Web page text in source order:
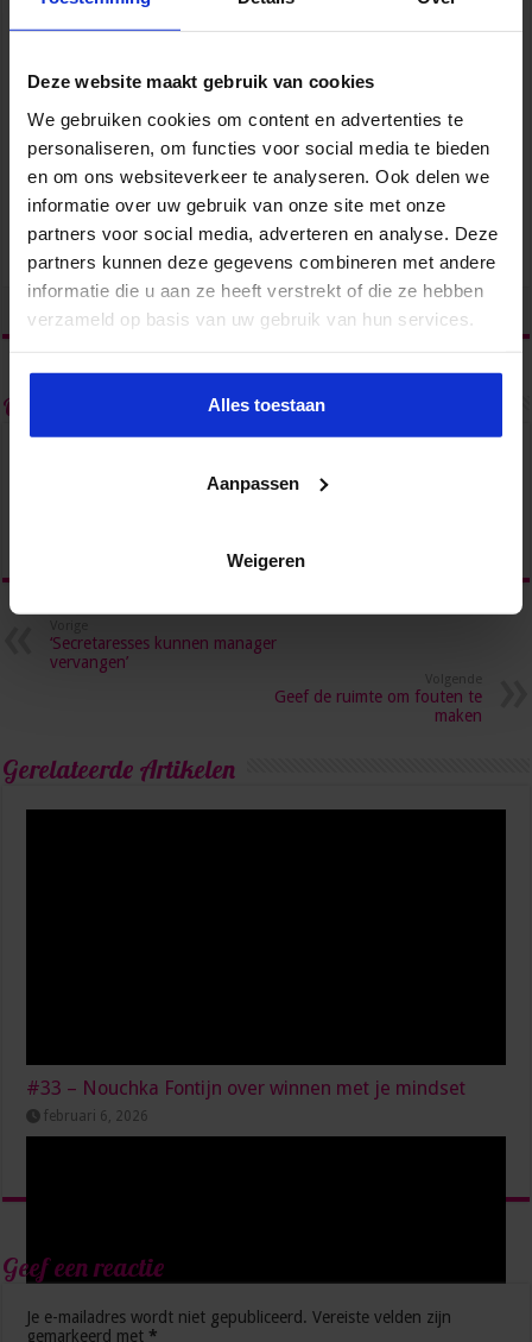
Deze website maakt gebruik van cookies
We gebruiken cookies om content en advertenties te
personaliseren, om functies voor social media te bieden
en om ons websiteverkeer te analyseren. Ook delen we
informatie over uw gebruik van onze site met onze
partners voor social media, adverteren en analyse. Deze
partners kunnen deze gegevens combineren met andere
informatie die u aan ze heeft verstrekt of die ze hebben
verzameld op basis van uw gebruik van hun services.
Alles toestaan
Aanpassen
Weigeren
Succesvol Projectmanagement in de Zorg
Over admin
‘Secretaresses kunnen manager
vervangen’
Volgende
Geef de ruimte om fouten te
maken
Gerelateerde Artikelen
#33 – Nouchka Fontijn over winnen met je mindset
februari 6, 2026
Geef een reactie
Je e-mailadres wordt niet gepubliceerd. Vereiste velden zijn
gemarkeerd met *